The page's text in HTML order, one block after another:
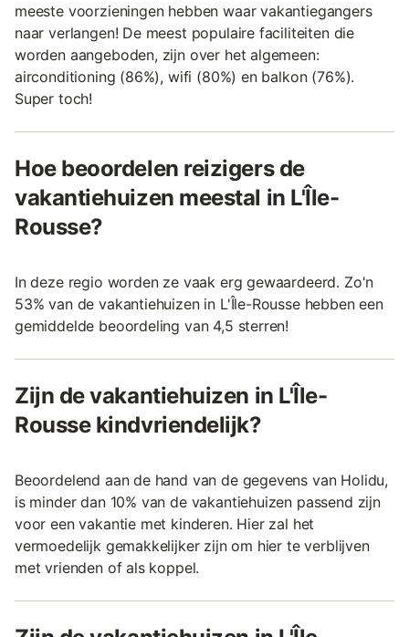
meeste voorzieningen hebben waar vakantiegangers
naar verlangen! De meest populaire faciliteiten die
worden aangeboden, zijn over het algemeen:
airconditioning (86%), wifi (80%) en balkon (76%).
Super toch!
Hoe beoordelen reizigers de
vakantiehuizen meestal in L'Île-
Rousse?
In deze regio worden ze vaak erg gewaardeerd. Zo'n
53% van de vakantiehuizen in L'Île-Rousse hebben een
gemiddelde beoordeling van 4,5 sterren!
Zijn de vakantiehuizen in L'Île-
Rousse kindvriendelijk?
Beoordelend aan de hand van de gegevens van Holidu,
is minder dan 10% van de vakantiehuizen passend zijn
voor een vakantie met kinderen. Hier zal het
vermoedelijk gemakkelijker zijn om hier te verblijven
met vrienden of als koppel.